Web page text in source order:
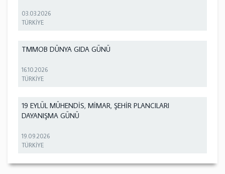
03.03.2026
TÜRKİYE
TMMOB DÜNYA GIDA GÜNÜ
16.10.2026
TÜRKİYE
19 EYLÜL MÜHENDİS, MİMAR, ŞEHİR PLANCILARI
DAYANIŞMA GÜNÜ
19.09.2026
TÜRKİYE